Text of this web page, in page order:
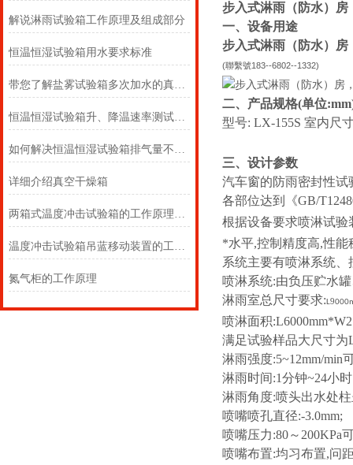
解说淋雨试验箱工作原理及组成部分
恒温恒湿试验箱用水要求标准
带您了解盐雾试验箱多次加水的真相！
恒温恒湿试验箱升、降温速率测试方法
如何解决恒温恒湿试验箱排气量不足的问题
详细介绍真空干燥箱
两箱式温度冲击试验箱的工作原理及注意事项
温度冲击试验箱吊蓝移动装置的工作原理
氮气柜的工作原理
步入式淋雨（防水）房
一、设备用途
步入式淋雨（防水）
(聯繫號183--6802--1332)
二、产品规格(单位
型号: LX-155S 室内尺
三、设计参数
汽车窗的防雨密封性
各部位达到《GB/
根据设备要求喷淋试
*水平,控制精度高,性能
系统主要有喷淋系统
喷淋系统:由负压贮水
淋雨室总尺寸要求:L9
喷淋面积
满足试验样品大尺寸为
淋雨强度:5~12mm/min
淋雨时间:1分钟~24小
淋雨角度:喷头出水处
喷嘴喷孔直径:-3.0mm;
喷嘴压力:80～200KPa
喷嘴布置:均习布置,问